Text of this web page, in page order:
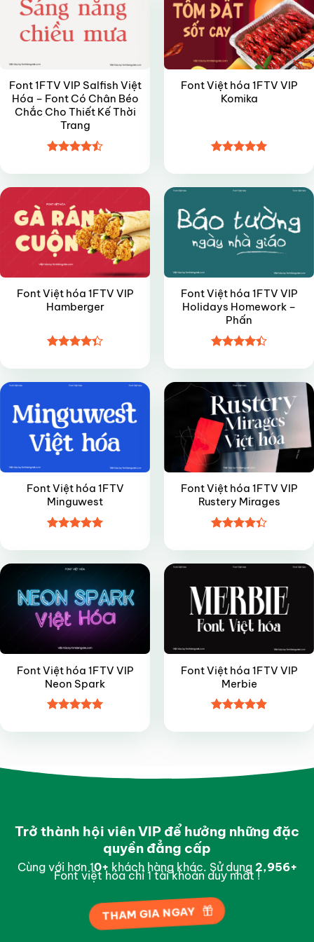
Font 1FTV VIP Salfish Việt
Hóa – Font Có Chân Béo
Chắc Cho Thiết Kế Thời
Trang
hạng4.45
5 sao
Font Việt hóa 1FTV VIP
Komika
hạng4.95
5 sao
Font Việt hóa 1FTV VIP
Hamberger
hạng4.35
5 sao
Font Việt hóa 1FTV VIP
Holidays Homework –
Phấn
hạng4.4
5 sao
Font Việt hóa 1FTV
Minguwest
hạng55
sao
Font Việt hóa 1FTV VIP
Rustery Mirages
hạng4.35
5 sao
Font Việt hóa 1FTV VIP
Neon Spark
hạng4.95
Font Việt hóa 1FTV VIP
Merbie
hạng4.85
Trở thành hội viên VIP để hưởng những đặc
quyền đẳng cấp
Cùng với hơn 10+ khách hàng khác. Sử dụng 2,996+
Font việt hóa chỉ 1 tài khoản duy nhất !
THAM GIA NGAY